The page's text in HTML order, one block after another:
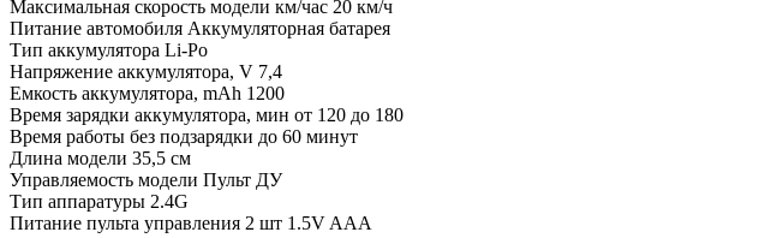
Максимальная скорость модели км/час 20 км/ч
Питание автомобиля Аккумуляторная батарея
Тип аккумулятора Li-Po
Напряжение аккумулятора, V 7,4
Емкость аккумулятора, mAh 1200
Время зарядки аккумулятора, мин от 120 до 180
Время работы без подзарядки до 60 минут
Длина модели 35,5 см
Управляемость модели Пульт ДУ
Тип аппаратуры 2.4G
Питание пульта управления 2 шт 1.5V AAA